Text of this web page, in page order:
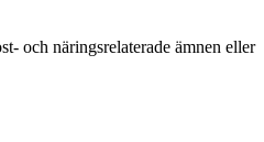
och näringsrelaterade ämnen eller